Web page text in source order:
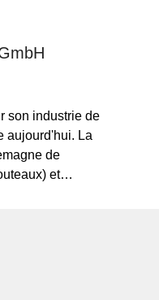
son industrie de
aujourd'hui. La
de
et